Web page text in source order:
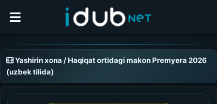
Yashirin xona / Haqiqat ortidagi makon Premyera 2026
(uzbek tilida)